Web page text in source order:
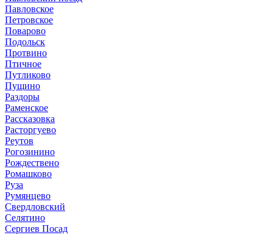
Павловское
Петровское
Поварово
Подольск
Протвино
Птичное
Путликово
Пущино
Раздоры
Раменское
Рассказовка
Расторгуево
Реутов
Рогозинино
Рождествено
Ромашково
Руза
Румянцево
Свердловский
Селятино
Сергиев Посад